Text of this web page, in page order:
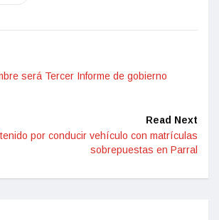
será Tercer Informe de gobierno
Read Next
por conducir vehículo con matrículas
sobrepuestas en Parral